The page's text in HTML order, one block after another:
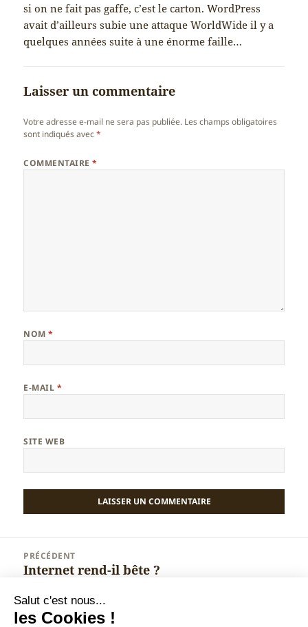
si on ne fait pas gaffe, c’est le carton. WordPress
avait d’ailleurs subie une attaque WorldWide il y a
quelques années suite à une énorme faille…
Laisser un commentaire
Votre adresse e-mail ne sera pas publiée. Les champs obligatoires
sont indiqués avec*
COMMENTAIRE*
NOM*
E-MAIL *
SITE WEB
l’article
PRÉCÉDENT
Article
Internet rend-il bête ?
Article
Chrome reste coincé en plein écran sous
Salut c'est nous...
les Cookies !